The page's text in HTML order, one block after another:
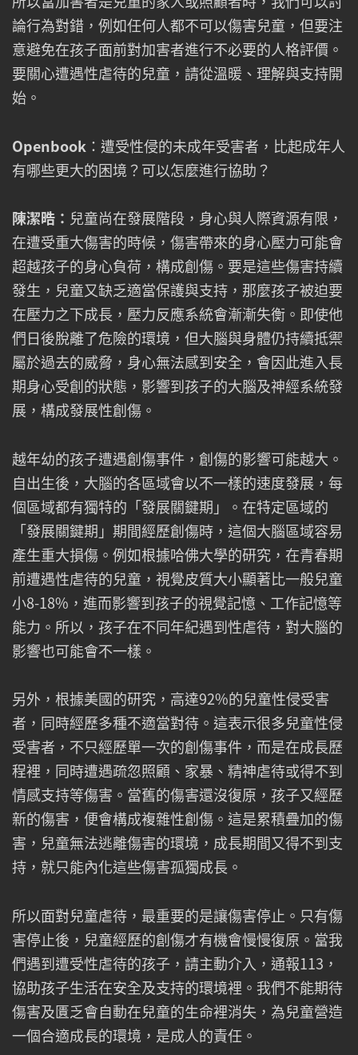
論行為對錯，例如任何人都不可以傷害兒童，但要注
意避免在孩子面前對加害者進行不必要的人格評價。
要關心遭遇性虐待的兒童，請從溫暖、理解與支持開
始。
Openbook ：遭受性侵的未成年受害者，比起成年人
有哪些更大的困境？可以怎麼進行協助？
陳潔晧： 兒童尚在發展階段，身心與人際資源有限，
在遭受重大傷害的時候，傷害帶來的身心壓力可能會
超越孩子的身心負荷，構成創傷。要是這些傷害持續
發生，兒童又缺乏適當保護與支持，那麼孩子被迫要
在壓力之下成長，壓力反應系統會漸漸失衡。即使他
們日後脫離了危險的環境，但大腦與身體仍持續抵禦
屬於過去的威脅，身心無法感到安全，會因此進入長
期身心受創的狀態，影響到孩子的大腦及神經系統發
展，構成發展性創傷。
越年幼的孩子遭遇創傷事件，創傷的影響可能越大。
自出生後，大腦的各區域會以不一樣的速度發展，每
個區域都有獨特的「發展關鍵期」。在特定區域的
「發展關鍵期」期間經歷創傷時，這個大腦區域容易
產生重大損傷。例如根據哈佛大學的研究，在青春期
前遭遇性虐待的兒童，視覺皮質大小顯著比一般兒童
小8-18%，進而影響到孩子的視覺記憶、工作記憶等
能力。所以，孩子在不同年紀遇到性虐待，對大腦的
影響也可能會不一樣。
另外，根據美國的研究，高達92%的兒童性侵受害
者，同時經歷多種不適當對待。這表示很多兒童性侵
受害者，不只經歷單一次的創傷事件，而是在成長歷
程裡，同時遭遇疏忽照顧、家暴、精神虐待或得不到
情感支持等傷害。當舊的傷害還沒復原，孩子又經歷
新的傷害，便會構成複雜性創傷。這是累積疊加的傷
害，兒童無法逃離傷害的環境，成長期間又得不到支
持，就只能內化這些傷害孤獨成長。
所以面對兒童虐待，最重要的是讓傷害停止。只有傷
害停止後，兒童經歷的創傷才有機會慢慢復原。當我
們遇到遭受性虐待的孩子，請主動介入，通報113，
協助孩子生活在安全及支持的環境裡。我們不能期待
傷害及匱乏會自動在兒童的生命裡消失，為兒童營造
一個合適成長的環境，是成人的責任。